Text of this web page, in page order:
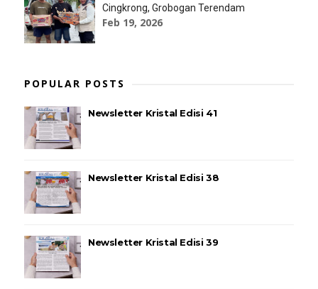
Cingkrong, Grobogan Terendam
Feb 19, 2026
POPULAR POSTS
Newsletter Kristal Edisi 41
Newsletter Kristal Edisi 38
Newsletter Kristal Edisi 39